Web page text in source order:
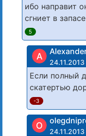
ибо направит
сгниет в запасе
5
A
Если полный
скатертью
-3
O